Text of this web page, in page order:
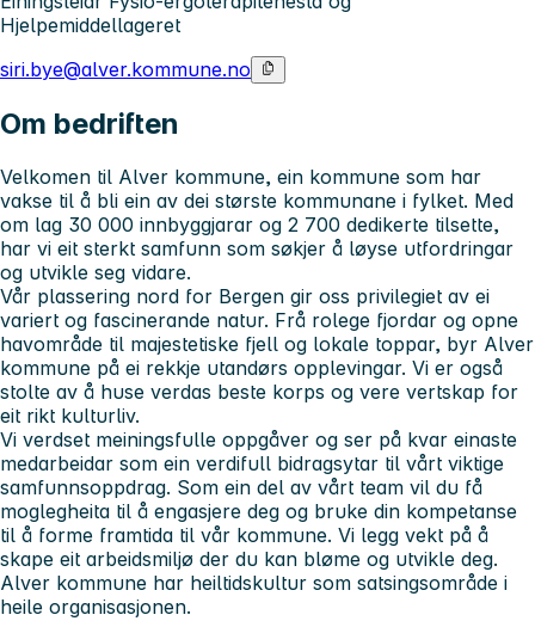
Hjelpemiddellageret
siri.bye@alver.kommune.no
Om bedriften
Velkomen til Alver kommune, ein kommune som har
vakse til å bli ein av dei største kommunane i fylket. Med
om lag 30 000 innbyggjarar og 2 700 dedikerte tilsette,
har vi eit sterkt samfunn som søkjer å løyse utfordringar
og utvikle seg vidare.
Vår plassering nord for Bergen gir oss privilegiet av ei
variert og fascinerande natur. Frå rolege fjordar og opne
havområde til majestetiske fjell og lokale toppar, byr Alver
kommune på ei rekkje utandørs opplevingar. Vi er også
stolte av å huse verdas beste korps og vere vertskap for
eit rikt kulturliv.
Vi verdset meiningsfulle oppgåver og ser på kvar einaste
medarbeidar som ein verdifull bidragsytar til vårt viktige
samfunnsoppdrag. Som ein del av vårt team vil du få
moglegheita til å engasjere deg og bruke din kompetanse
til å forme framtida til vår kommune. Vi legg vekt på å
skape eit arbeidsmiljø der du kan bløme og utvikle deg.
Alver kommune har heiltidskultur som satsingsområde i
heile organisasjonen.